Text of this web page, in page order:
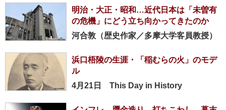
明治・大正・昭和…近代日本は「未曽有
の危機」にどう立ち向かってきたのか
河合敦（歴史作家／多摩大学客員教授）
浜口梧陵の生涯・「稲むらの火」のモデ
ル
4月21日 This Day in History